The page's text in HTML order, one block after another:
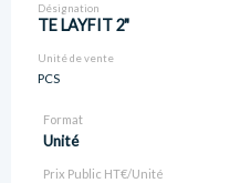
Désignation
TE LAYFIT 2"
Unité de vente
PCS
Format
Unité
Prix Public HT€/Unité